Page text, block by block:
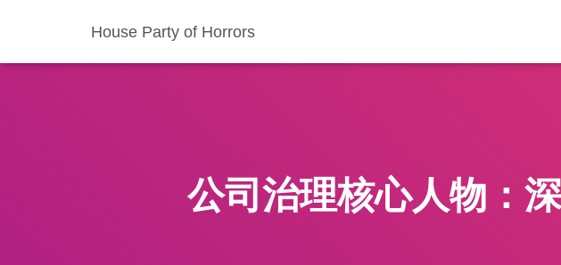
House Party of Horrors
公司治理核心人物：